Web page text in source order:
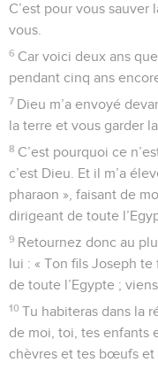
C’est pour vous sauver
vous.
6 Car voici deux ans
pendant cinq ans
7 Dieu m’a envoyé
la terre et vous garder
8 C’est pourquoi ce
c’est Dieu. Et il m’a
pharaon », faisant de
dirigeant de toute
9 Retournez donc au
lui : « Ton fils Joseph
de toute l’Egypte ;
10 Tu habiteras dans la
de moi, toi, tes enfants
chèvres et tes bœufs et